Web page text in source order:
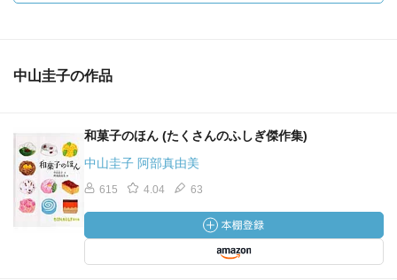
中山圭子の作品
和菓子のほん (たくさんのふしぎ傑作集)
中山圭子 阿部真由美
615 4.04 63